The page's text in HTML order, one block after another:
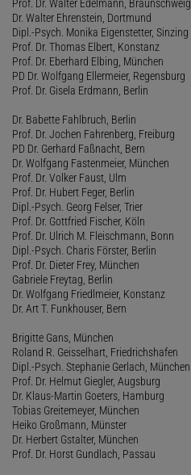
Prof. Dr. Walter Edelmann, Braunschweig
Dr. Walter Ehrenstein, Dortmund
Dipl.-Psych. Monika Eigenstetter, Sinzing
Prof. Dr. Thomas Elbert, Konstanz
Prof. Dr. Eberhard Elbing, München
PD Dr. Wolfgang Ellermeier, Regensburg
Prof. Dr. Gisela Erdmann, Berlin
Dr. Babette Fahlbruch, Berlin
Prof. Dr. Jochen Fahrenberg, Freiburg
PD Dr. Gerhard Faßnacht, Bern
Dr. Wolfgang Fastenmeier, München
Prof. Dr. Volker Faust, Ulm
Prof. Dr. Hubert Feger, Berlin
Dipl.-Psych. Georg Felser, Trier
Prof. Dr. Gottfried Fischer, Köln
Prof. Dr. Ulrich M. Fleischmann, Bonn
Dipl.-Psych. Charis Förster, Berlin
Prof. Dr. Dieter Frey, München
Gabriele Freytag, Berlin
Dr. Wolfgang Friedlmeier, Konstanz
Dr. Art T. Funkhouser, Bern
Brigitte Gans, München
Roland R. Geisselhart, Friedrichshafen
Dipl.-Psych. Stephanie Gerlach, München
Prof. Dr. Helmut Giegler, Augsburg
Dr. Klaus-Martin Goeters, Hamburg
Tobias Greitemeyer, München
Heiko Großmann, Münster
Dr. Herbert Gstalter, München
Prof. Dr. Horst Gundlach, Passau